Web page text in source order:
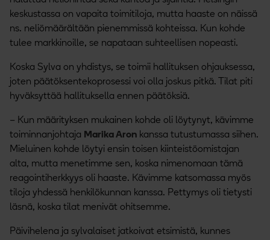
keskustassa on vapaita toimitiloja, mutta haaste on näissä
ns. neliömäärältään pienemmissä kohteissa. Kun kohde
tulee markkinoille, se napataan suhteellisen nopeasti.
Koska Sylva on yhdistys, se toimii hallituksen ohjauksessa,
joten päätöksentekoprosessi voi olla joskus pitkä. Tilat piti
hyväksyttää hallituksella ennen päätöksiä.
– Kun määrityksen mukainen kohde oli löytynyt, kävimme
toiminnanjohtaja Marika Aron kanssa tutustumassa siihen.
Mieluinen kohde löytyi ensin toisen kiinteistöomistajan
alta, mutta menetimme sen, koska nimenomaan tämä
reagointiherkkyys oli haaste. Kävimme katsomassa myös
tiloja yhdessä henkilökunnan kanssa. Pettymys oli tietysti
läsnä, koska tilat menivät ohitsemme.
Päivihelena ja sylvalaiset jatkoivat etsimistä, kunnes